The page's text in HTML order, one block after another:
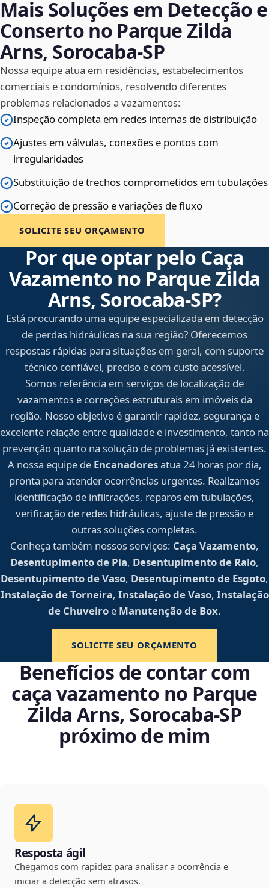
Mais Soluções em Detecção e
Conserto no Parque Zilda
Arns, Sorocaba‑SP
Nossa equipe atua em residências, estabelecimentos
comerciais e condomínios, resolvendo diferentes
problemas relacionados a vazamentos:
Inspeção completa em redes internas de distribuição
Ajustes em válvulas, conexões e pontos com
irregularidades
Substituição de trechos comprometidos em tubulações
Correção de pressão e variações de fluxo
SOLICITE SEU ORÇAMENTO
Por que optar pelo Caça
Vazamento no Parque Zilda
Arns, Sorocaba‑SP?
Está procurando uma equipe especializada em detecção
de perdas hidráulicas na sua região? Oferecemos
respostas rápidas para situações em geral, com suporte
técnico confiável, preciso e com custo acessível.
Somos referência em serviços de localização de
vazamentos e correções estruturais em imóveis da
região. Nosso objetivo é garantir rapidez, segurança e
excelente relação entre qualidade e investimento, tanto na
prevenção quanto na solução de problemas já existentes.
A nossa equipe de Encanadoresatua 24 horas por dia,
pronta para atender ocorrências urgentes. Realizamos
identificação de infiltrações, reparos em tubulações,
verificação de redes hidráulicas, ajuste de pressão e
outras soluções completas.
Conheça também nossos serviços: Caça Vazamento,
Desentupimento de Pia, Desentupimento de Ralo,
Desentupimento de Vaso, Desentupimento de Esgoto,
Instalação de Torneira, Instalação de Vaso, Instalação
de Chuveiro e Manutenção de Box.
SOLICITE SEU ORÇAMENTO
Benefícios de contar com
caça vazamento no Parque
Zilda Arns, Sorocaba‑SP
próximo de mim
Resposta ágil
Chegamos com rapidez para analisar a ocorrência e
iniciar a detecção sem atrasos.